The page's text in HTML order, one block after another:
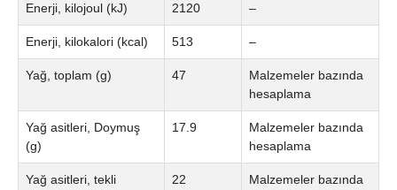
Enerji, kilojoul (kJ) 2120 –
Enerji, kilokalori (kcal) 513 –
Yağ, toplam (g) 47
Malzemeler bazında
hesaplama
Yağ asitleri, Doymuş
(g)
17.9
Malzemeler bazında
hesaplama
Yağ asitleri, tekli
22
Malzemeler bazında